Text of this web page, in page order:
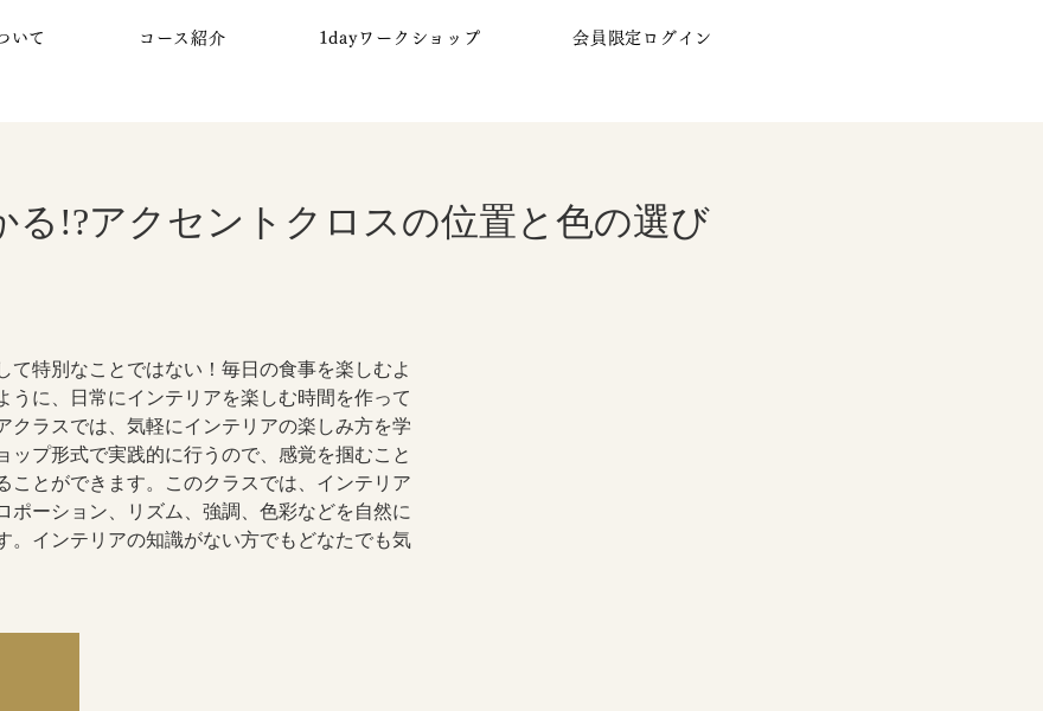
いて コース紹介 1dayワークショップ 会員限定ログイン
る!?アクセントクロスの位置と色の選び
て特別なことではない！毎日の食事を楽しむよ
うに、日常にインテリアを楽しむ時間を作って
クラスでは、気軽にインテリアの楽しみ方を学
ップ形式で実践的に行うので、感覚を掴むこと
ことができます。このクラスでは、インテリア
ポーション、リズム、強調、色彩などを自然に
。インテリアの知識がない方でもどなたでも気